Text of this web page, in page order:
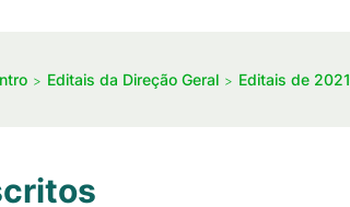
Editais da Direção Geral Editais de 2021